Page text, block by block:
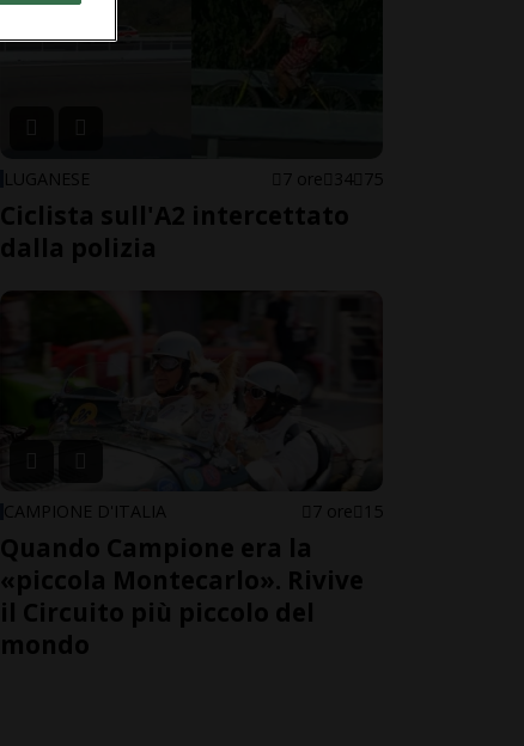
LUGANESE 7 ore 34 75
Ciclista sull'A2 intercettato
dalla polizia
CAMPIONE D'ITALIA 7 ore 15
Quando Campione era la
«piccola Montecarlo». Rivive
il Circuito più piccolo del
mondo